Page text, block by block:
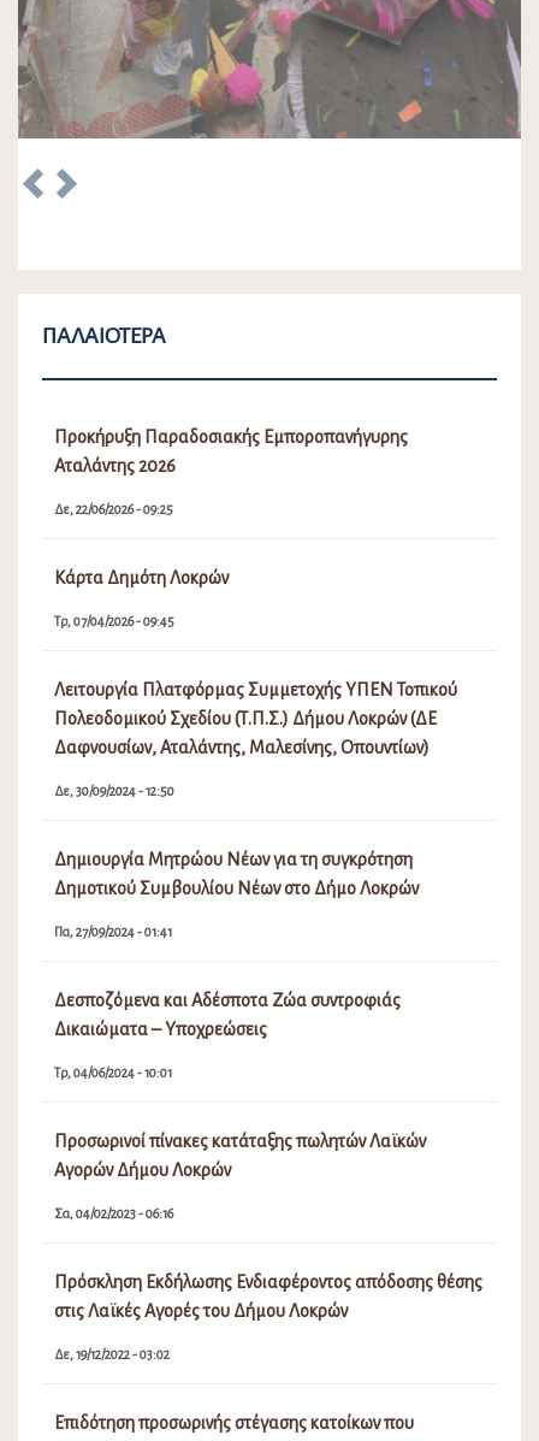
Previous
ΠΑΛΑΙΌΤΕΡΑ
Προκήρυξη Παραδοσιακής Εμποροπανήγυρης
Αταλάντης 2026
Δε, 22/06/2026 - 09:25
Κάρτα Δημότη Λοκρών
Τρ, 07/04/2026 - 09:45
Λειτουργία Πλατφόρμας Συμμετοχής ΥΠΕΝ Τοπικού
Πολεοδομικού Σχεδίου (Τ.Π.Σ.) Δήμου Λοκρών (ΔΕ
Δαφνουσίων, Αταλάντης, Μαλεσίνης, Οπουντίων)
Δε, 30/09/2024 - 12:50
Δημιουργία Μητρώου Νέων για τη συγκρότηση
Δημοτικού Συμβουλίου Νέων στο Δήμο Λοκρών
Πα, 27/09/2024 - 01:41
Δεσποζόμενα και Αδέσποτα Ζώα συντροφιάς
Δικαιώματα – Υποχρεώσεις
Τρ, 04/06/2024 - 10:01
Προσωρινοί πίνακες κατάταξης πωλητών Λαϊκών
Αγορών Δήμου Λοκρών
Σα, 04/02/2023 - 06:16
Πρόσκληση Εκδήλωσης Ενδιαφέροντος απόδοσης θέσης
στις Λαϊκές Αγορές του Δήμου Λοκρών
Δε, 19/12/2022 - 03:02
Επιδότηση προσωρινής στέγασης κατοίκων που